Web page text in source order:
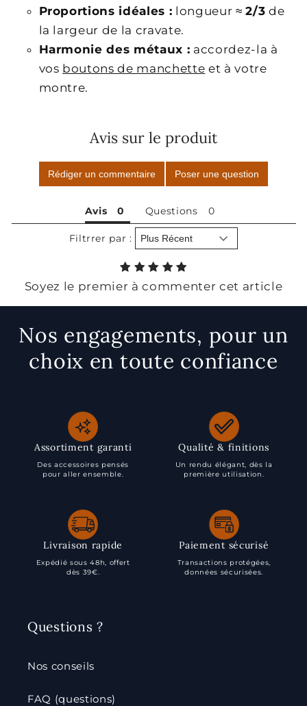
Proportions idéales : longueur ≈2/3 de
la largeur de la cravate.
Harmonie des métaux : accordez-la à
vos boutons de manchette et à votre
montre.
Avis sur le produit
Rédiger un commentaire Poser une question
Avis Questions
Filtrrer par :
Soyez le premier à commenter cet article
Nos engagements, pour un
choix en toute confiance
Assortiment garanti
Des accessoires pensés
pour aller ensemble.
Qualité & finitions
Un rendu élégant, dès la
première utilisation.
Livraison rapide
Expédié sous 48h, offert
dès 39€.
Paiement sécurisé
Transactions protégées,
données sécurisées.
Questions ?
Nos conseils
FAQ (questions)